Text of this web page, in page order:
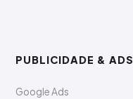
PUBLICIDADE & ADS
Google Ads